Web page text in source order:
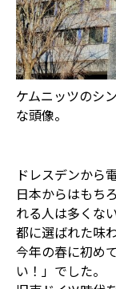
ケムニッツのシ
な頭像。
ドレスデンから
日本からはもち
れる人は多くな
都に選ばれた味
今年の春に初め
い！」でした。